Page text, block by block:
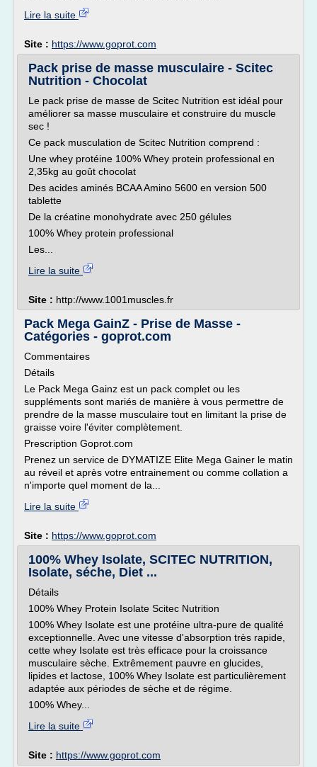
Lire la suite
Site : https://www.goprot.com
Pack prise de masse musculaire - Scitec
Nutrition - Chocolat
Le pack prise de masse de Scitec Nutrition est idéal pour
améliorer sa masse musculaire et construire du muscle
sec !
Ce pack musculation de Scitec Nutrition comprend :
Une whey protéine 100% Whey protein professional en
2,35kg au goût chocolat
Des acides aminés BCAA Amino 5600 en version 500
tablette
De la créatine monohydrate avec 250 gélules
100% Whey protein professional
Les...
Lire la suite
Site : http://www.1001muscles.fr
Pack Mega GainZ - Prise de Masse -
Catégories - goprot.com
Commentaires
Détails
Le Pack Mega Gainz est un pack complet ou les
suppléments sont mariés de manière à vous permettre de
prendre de la masse musculaire tout en limitant la prise de
graisse voire l'éviter complètement.
Prescription Goprot.com
Prenez un service de DYMATIZE Elite Mega Gainer le matin
au réveil et après votre entrainement ou comme collation a
n'importe quel moment de la...
Lire la suite
Site : https://www.goprot.com
100% Whey Isolate, SCITEC NUTRITION,
Isolate, séche, Diet ...
Détails
100% Whey Protein Isolate Scitec Nutrition
100% Whey Isolate est une protéine ultra-pure de qualité
exceptionnelle. Avec une vitesse d'absorption très rapide,
cette whey Isolate est très efficace pour la croissance
musculaire sèche. Extrêmement pauvre en glucides,
lipides et lactose, 100% Whey Isolate est particulièrement
adaptée aux périodes de sèche et de régime.
100% Whey...
Lire la suite
Site : https://www.goprot.com